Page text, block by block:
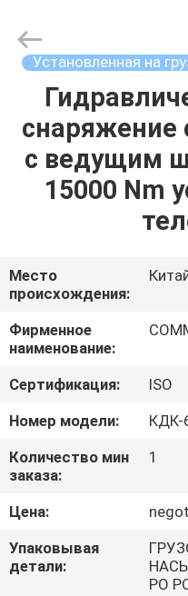
ДОМ
ПРОДУКТЫ
ПУТЕШЕСТВИЕ
ФАБРИКИ
ПРОВЕРКА
КАЧЕСТВА
СВЯЖИТЕСЬ
МЫ
СПРОСИТЕ
Rights
Reserved.
Developed
Установленная на
снаряжение
с ведущим
15000 Nm
Место
происхождения:
Фирменное
наименование:
Сертификация:
ISO
Номер модели:
КДК-
Количество мин
заказа:
1
Цена:
Упаковывая
детали:
РО